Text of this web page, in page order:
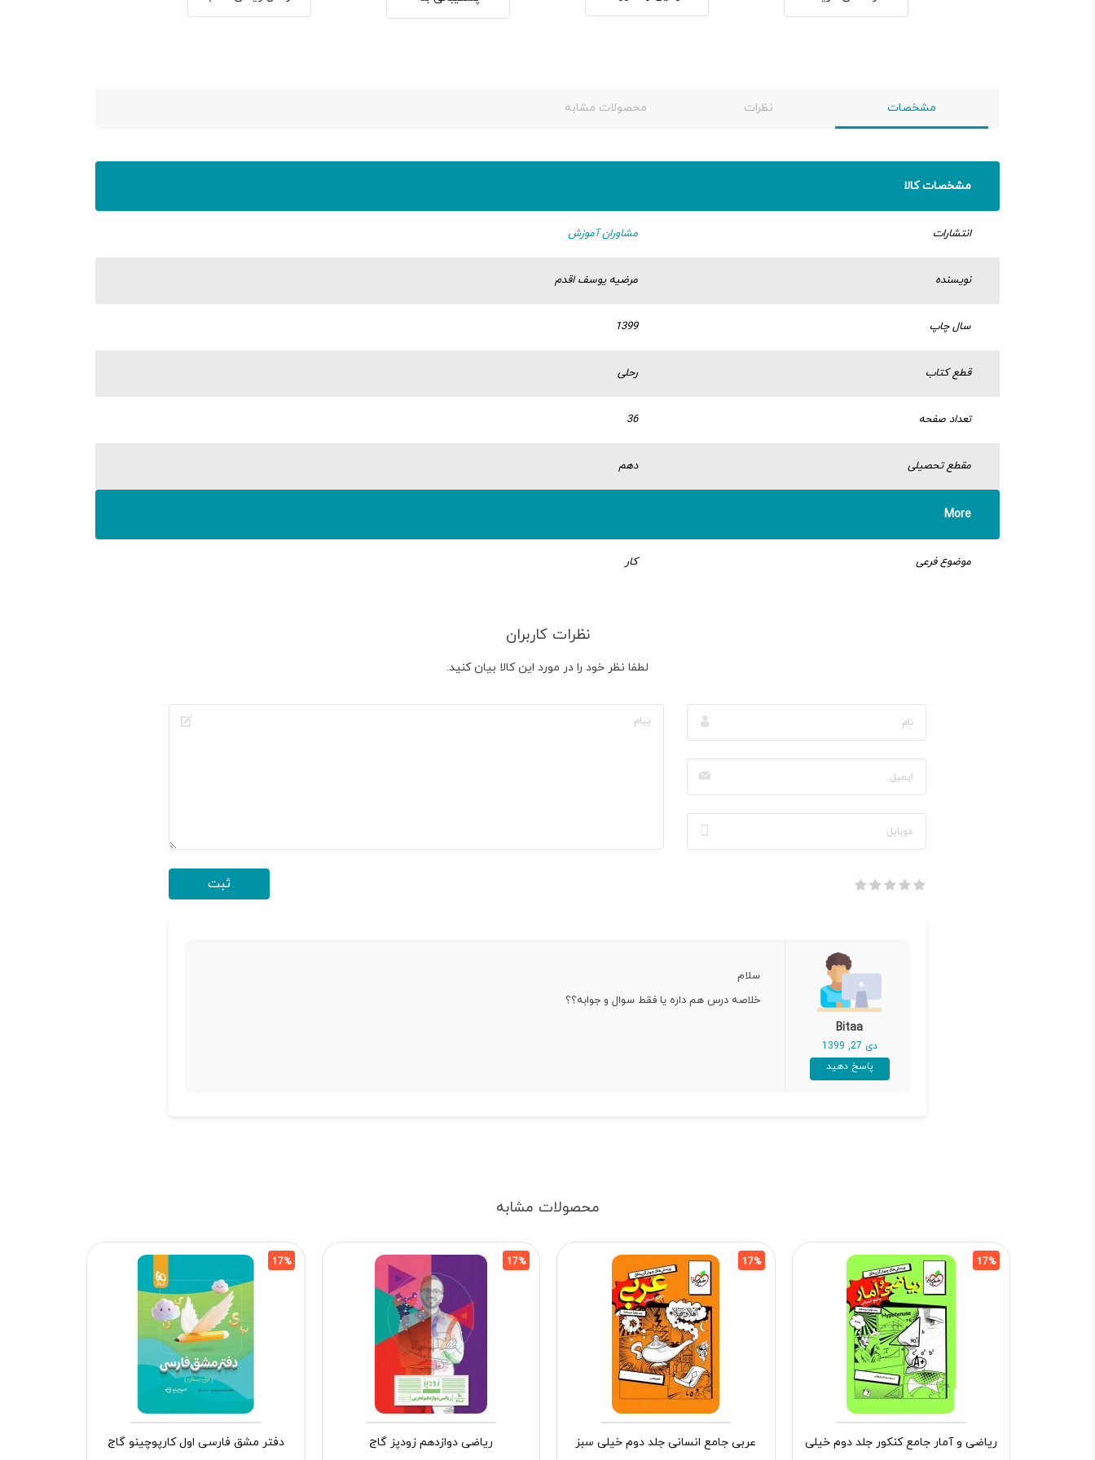
مشخصات نظرات محصولات مشابه
مشخصات کالا
انتشارات مشاوران آموزش
نویسنده مرضیه یوسف اقدم
سال چاپ 1399
قطع کتاب رحلی
تعداد صفحه 36
مقطع تحصیلی دهم
More
موضوع فرعی کار
نظرات کاربران
لطفا نظر خود را در مورد این کالا بیان کنید.
Bitaa
دی 27, 1399
پاسخ دهید
سلام
خلاصه درس هم داره یا فقط سوال و جوابه؟؟
محصولات مشابه
17%
ریاضی و آمار جامع کنکور جلد دوم خیلی
17%
عربی جامع انسانی جلد دوم خیلی سبز
17%
ریاضی دوازدهم زودپز گاج
17%
دفتر مشق فارسی اول کارپوچینو گاج